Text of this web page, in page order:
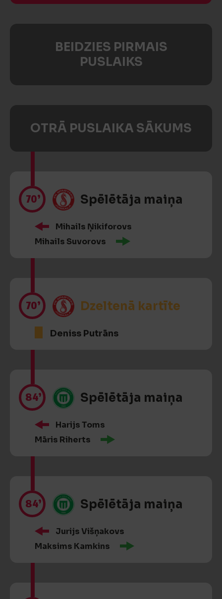
BEIDZIES PIRMAIS
PUSLAIKS
OTRĀ PUSLAIKA SĀKUMS
70’ Spēlētāja maiņa
Mihails Ņikiforovs
Mihails Suvorovs
70’ Dzeltenā kartīte
Deniss Putrāns
84’ Spēlētāja maiņa
Harijs Toms
Māris Riherts
84’ Spēlētāja maiņa
Jurijs Višņakovs
Maksims Kamkins